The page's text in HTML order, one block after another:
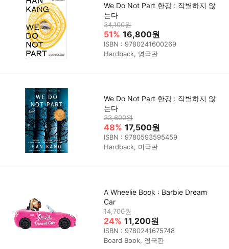
We Do Not Part 한강 : 작별하지 않
는다
34,100원
51% 16,800원
ISBN : 9780241600269
Hardback, 영국판
We Do Not Part 한강 : 작별하지 않
는다
33,600원
48% 17,500원
ISBN : 9780593595459
Hardback, 미국판
A Wheelie Book : Barbie Dream
Car
14,700원
24% 11,200원
ISBN : 9780241675748
Board Book, 영국판